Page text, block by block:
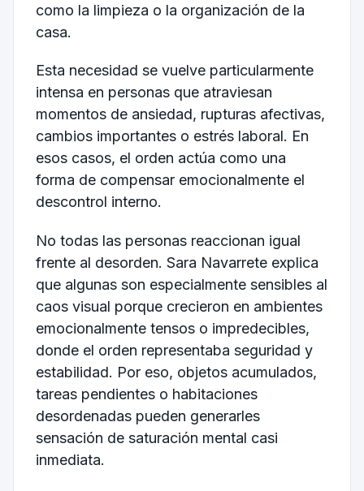
como la limpieza o la organización de la
casa.
Esta necesidad se vuelve particularmente
intensa en personas que atraviesan
momentos de ansiedad, rupturas afectivas,
cambios importantes o estrés laboral. En
esos casos, el orden actúa como una
forma de compensar emocionalmente el
descontrol interno.
No todas las personas reaccionan igual
frente al desorden. Sara Navarrete explica
que algunas son especialmente sensibles al
caos visual porque crecieron en ambientes
emocionalmente tensos o impredecibles,
donde el orden representaba seguridad y
estabilidad. Por eso, objetos acumulados,
tareas pendientes o habitaciones
desordenadas pueden generarles
sensación de saturación mental casi
inmediata.